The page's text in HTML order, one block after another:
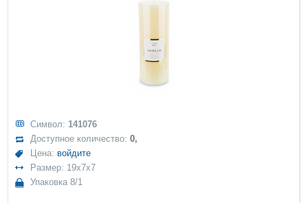
Символ: 141076
Доступное количество:0,
Цена: войдите
Размер: 19x7x7
Упаковка 8/1